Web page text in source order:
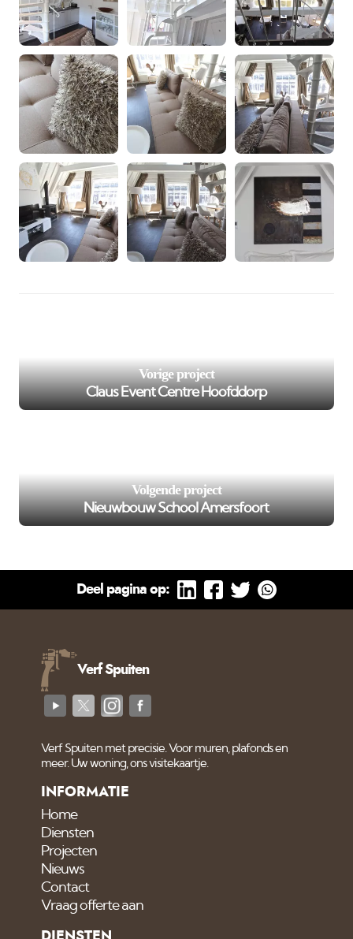
Vorige project
Claus Event Centre Hoofddorp
Volgende project
Nieuwbouw School Amersfoort
Deel pagina op:
Verf Spuiten
Verf Spuiten met precisie. Voor muren, plafonds en
meer. Uw woning, ons visitekaartje.
INFORMATIE
Home
Diensten
Projecten
Nieuws
Contact
Vraag offerte aan